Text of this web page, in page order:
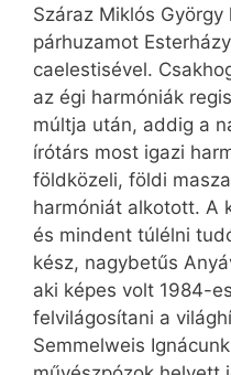
Száraz Miklós
párhuzamot
caelestisével.
az égi harmóniák
múltja után, addig a
írótárs most igazi
földközeli, földi
harmóniát alkotott. A
és mindent túlélni
kész, nagybetűs
aki képes volt 1984-
felvilágosítani a
Semmelweis